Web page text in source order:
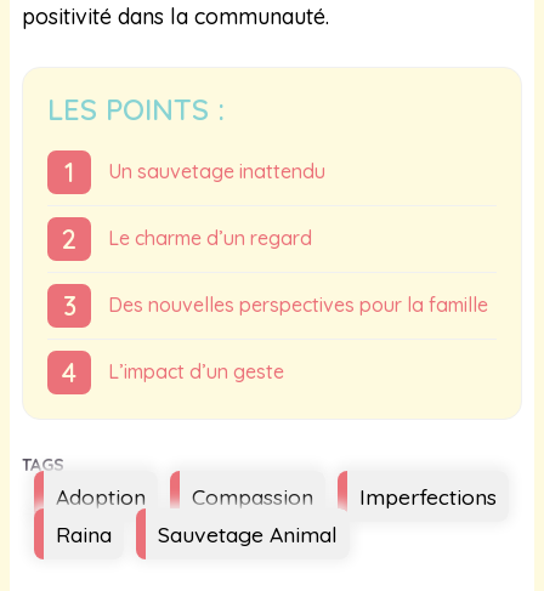
positivité dans la communauté.
LES POINTS :
Un sauvetage inattendu
Le charme d’un regard
Des nouvelles perspectives pour la famille
L’impact d’un geste
Adoption Compassion
Imperfections
Raina
Sauvetage Animal